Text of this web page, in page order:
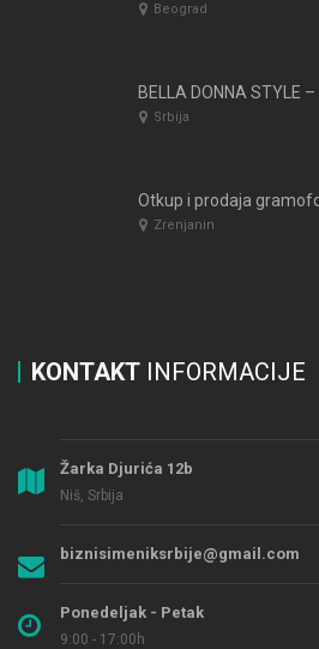
Beograd
BELLA DONNA STYLE
Srbija
Zrenjanin
KONTAKT INFORMACIJE
Žarka Djurića 12b
Niš, Srbija
biznisimeniksrbije@gmail.com
Ponedeljak - Petak
9:00 - 17:00h